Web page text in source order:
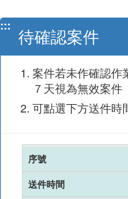
::: 待確認案件
案件若未作確認作
７天視為無效案件
可點選下方送件時